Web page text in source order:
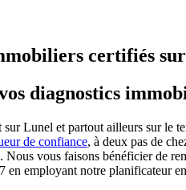
certifiés
diagnostics
sur Lunel et partout ailleurs sur
de confiance, à deux pas de
vous faisons bénéficier de
en employant notre planificateur